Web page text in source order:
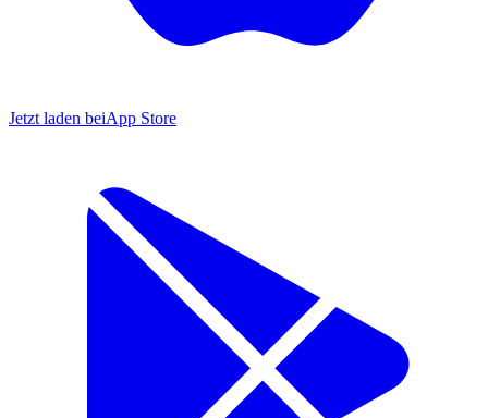
Jetzt laden beiApp Store